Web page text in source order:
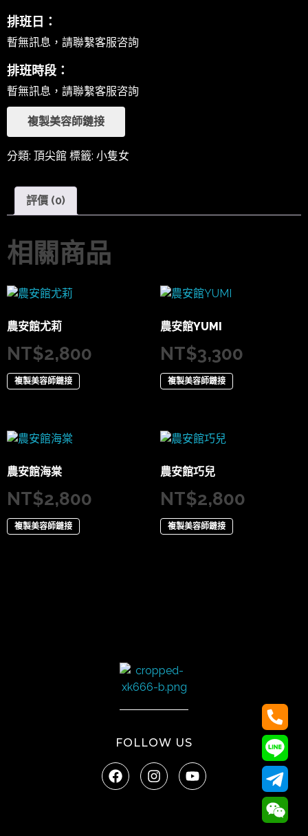
排班日：
暫無訊息，請聯繫客服咨詢
排班時段：
暫無訊息，請聯繫客服咨詢
複製美容師鏈接
分類: 頂尖館 標籤: 小隻女
評價 (0)
相關商品
農安館尤莉
NT$2,800
複製美容師鏈接
農安館YUMI
NT$3,300
複製美容師鏈接
農安館海棠
NT$2,800
複製美容師鏈接
農安館巧兒
NT$2,800
複製美容師鏈接
FOLLOW US